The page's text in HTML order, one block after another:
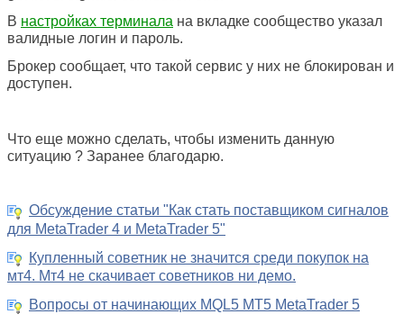
В настройках терминала на вкладке сообщество указал
валидные логин и пароль.
Брокер сообщает, что такой сервис у них не блокирован и
доступен.
Что еще можно сделать, чтобы изменить данную
ситуацию ? Заранее благодарю.
Обсуждение статьи "Как стать поставщиком сигналов
для MetaTrader 4 и MetaTrader 5"
Купленный советник не значится среди покупок на
мт4. Мт4 не скачивает советников ни демо.
Вопросы от начинающих MQL5 MT5 MetaTrader 5